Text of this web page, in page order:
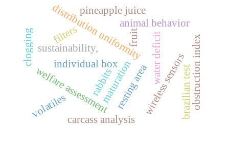
water deficit
maturation
welfare assessment
individual box wireless sensors
sustainability,
distribution uniformity
pineapple juice
fruit
volatiles
clogging filters
resting area
animal behavior
carcass analysis
o
b
s
t
r
u
c
t
i
o
n
i
n
d
e
x
rabbits brazilian test